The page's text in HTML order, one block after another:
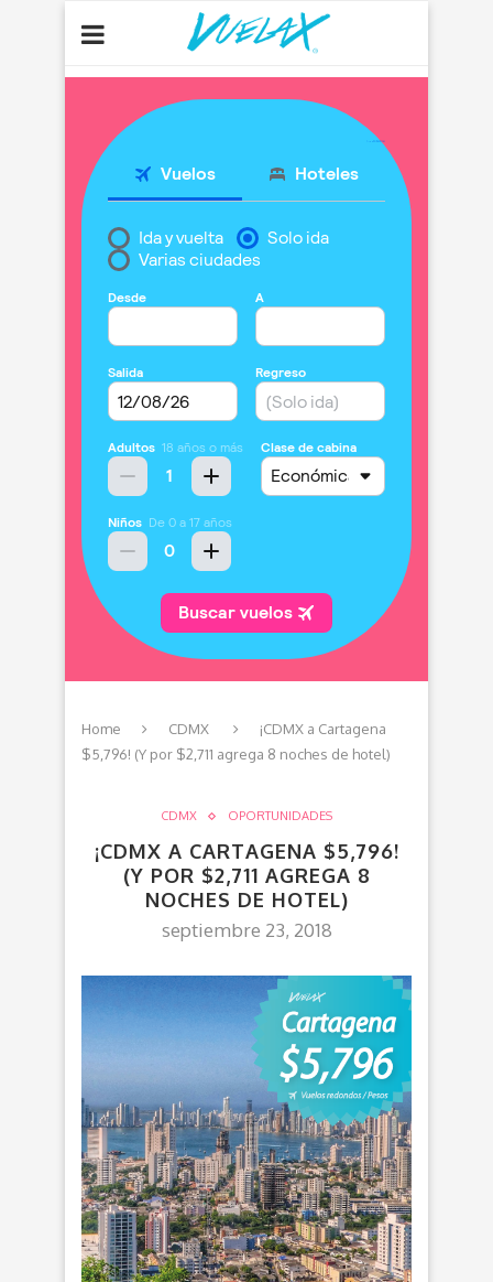
Home CDMX
¡CDMX a Cartagena
$5,796! (Y por $2,711 agrega 8 noches de hotel)
CDMX OPORTUNIDADES
¡CDMX A CARTAGENA $5,796!
(Y POR $2,711 AGREGA 8
NOCHES DE HOTEL)
septiembre 23, 2018